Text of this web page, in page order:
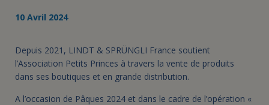
10 Avril 2024
Depuis 2021, LINDT & SPRÜNGLI France soutient
l’Association Petits Princes à travers la vente de produits
dans ses boutiques et en grande distribution.
A l’occasion de Pâques 2024 et dans le cadre de l’opération «